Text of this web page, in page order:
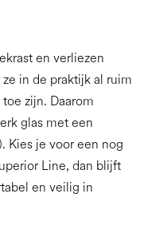
en verliezen
in de praktijk al ruim
zijn. Daarom
glas met een
Kies je voor een nog
Line, dan blijft
en veilig in